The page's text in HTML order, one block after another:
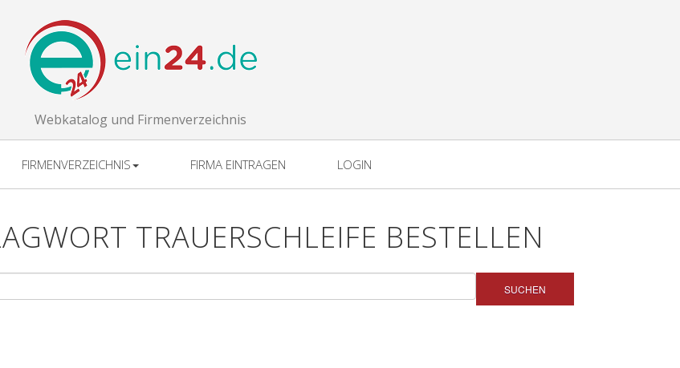
Webkatalog und Firmenverzeichnis
FIRMENVERZEICHNIS FIRMA EINTRAGEN LOGIN
TRAUERSCHLEIFE BESTELLEN
SUCHEN